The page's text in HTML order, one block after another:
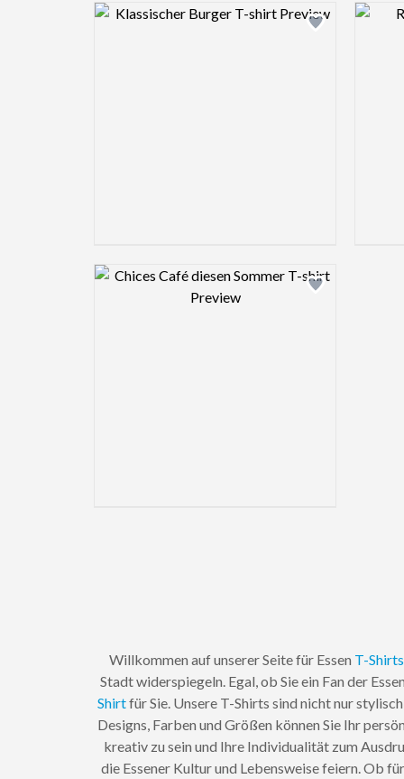
Design preview image
Design preview image
Willkommen auf unserer Seite für Essen T-Shirts
Stadt widerspiegeln. Egal, ob Sie ein Fan der
Shirtfür Sie. Unsere T-Shirts sind nicht nur
Designs, Farben und Größen können Sie Ihr
kreativ zu sein und Ihre Individualität zum
die Essener Kultur und Lebensweise feiern. Ob